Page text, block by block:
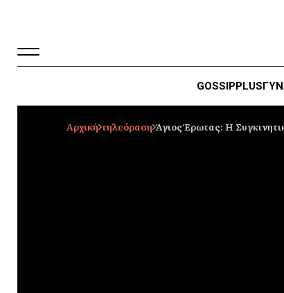
GOSSIPPLUS
Αρχική τηλεόραση Άγιος Έρωτας: Η